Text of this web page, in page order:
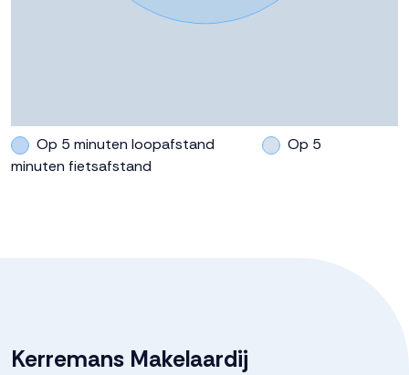
Op 5 minuten loopafstand
Op 5
minuten fietsafstand
Kerremans Makelaardij